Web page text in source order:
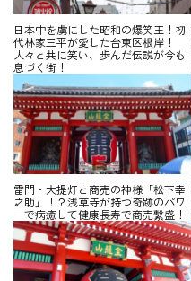
日本中を虜にした昭和の爆笑王！初
代林家三平が愛した台東区根岸！
人々と共に笑い、歩んだ伝説が今も
息づく街！
雷門・大提灯と商売の神様「松下幸
之助」！？浅草寺が持つ奇跡のパワ
ーで病癒して健康長寿で商売繫盛！